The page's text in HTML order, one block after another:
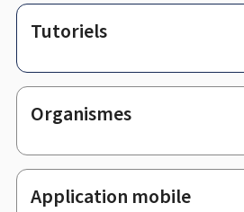
Tutoriels
Organismes
Application mobile